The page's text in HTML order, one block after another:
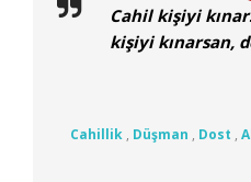
Cahil kişiyi
kişiyi kınarsan,
Cahillik , Düşman , Dost ,